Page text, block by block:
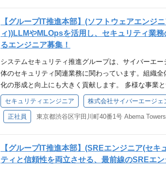
Fortigate ASA / Firepower ■ネットワーク知識・技
のネットワーク知識 広域イーサネット、キャリア回
ートアクセスVPNの構築・運用 ■関連技術・周辺領
用 機器見積・発注、回線手配などの実務 データセン
スタジオネットワークとの連携 求める経験・スキルな
キル】 下記のいずれかに該当する方 Cisco製品（L2/
N、ファイアウォール）を中心とした３年以上のネッ
NP相当のネットワーク知識 ネットワークの課題に対
まえた解決策を提案・実装した経験 数百～数千人規
ワークの運用経験 【歓迎する経験・スキル】 広域イ
サービスなど通信回線に関する知識 Fortigate、ASA/
リモートアクセスVPNの構築・運用経験 サーバ（
験 機器見積もり、発注、回線手配等の実務 【求める
なりませんか？ 【主な業務内容】 ・メーカー企業の
ールメディア活用の提案・営業（新規：既存＝5：5
活用したターゲティング設計・マーケティング戦略立
返り（PDCA推進） ・小売企業・メーカー双方との関
用による業務効率化・クリエイティブ生成・提案品質
の魅力】 ・急成長産業で働くことができる ・最新の
・新設組織のため裁量も大きく、組織を一緒に創る経
が手に取ったことのある商品・ブランドに携わる手触
きる ・クライアントに対して一気通貫で伴走できる
（4年制）以上 ・法人営業経験をお持ちの方（業界不
要件】 ・リテールメディアへの関心が強い方 ・デー
方 ・Claude/ChatGPT/Gemini/社内で開発されたAIツ
【グループIT推進本部】(ソフトウェアエンジ
ィ))LLMやMLOpsを活用し、セキュリティ業
るエンジニア募集！
システムセキュリティ推進グループは、サイバーエ
体のセキュリティ関連業務に関わっています。組織全
化の形成と向上にも大きく貢献します。 多様な事業と
会があり、新規事業や子会社立ち上げに携わるチャン
なビジネス環境での経験を積むことが可能です。 業務
のプロダクト開発経験を活かしたい方、セキュリティ
れぞれのプロジェクトにおいて、そのチームと共にセ
ポートを行います。 具体的な業務は、 AIなどの最新
究や開発 日々のシステム運用管理 セキュリティ対策
セキュリティエンジニア
正社員 東京都渋谷区宇田川町40番1号 Abema Towers
【グループIT推進本部】(SREエンジニア(セキ
ティと信頼性を両立させる、最前線のSREエ